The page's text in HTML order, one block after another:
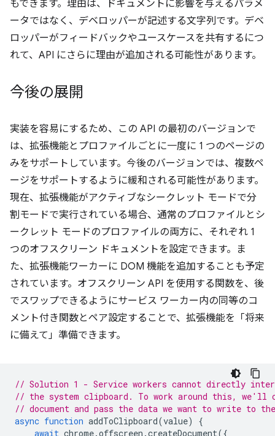
もできます。理由は、ドキュメントに影響を与えるパラメ
ータではなく、デベロッパーが記述する文字列です。デベ
ロッパーがフィードバックやユースケースを共有するにつ
れて、API にさらに理由が追加される可能性があります。
今後の展開
実装を容易にするため、この API の最初のバージョンで
は、拡張機能とプロファイルごとに一度に 1 つのページの
みをサポートしています。今後のバージョンでは、複数ペ
ージをサポートするように緩和される可能性があります。
現在、拡張機能がアクティブなシークレット モードで分
割モードで実行されている場合、通常のプロファイルとシ
ークレット モードのプロファイルの両方に、それぞれ 1
つのオフスクリーン ドキュメントを設定できます。ま
た、拡張機能ワーカーに DOM 機能を追加することも予定
されています。オフスクリーン API を使用する関数を、後
でスワップできるようにサービス ワーカー内の同等のコ
メント付き関数とペア設定することで、拡張機能を「将来
に備えて」準備できます。
// Solution 1 - Service workers cannot directly
// the system clipboard. To work around this, we'll
// document and pass the data we want to write to
async function addToClipboard(value)
{
await chrome.offscreen .createDocument({